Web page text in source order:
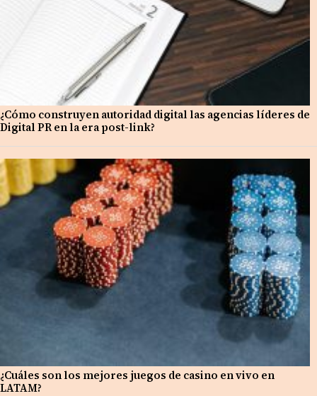
¿Cómo construyen autoridad digital las agencias líderes de
Digital PR en la era post-link?
¿Cuáles son los mejores juegos de casino en vivo en
LATAM?